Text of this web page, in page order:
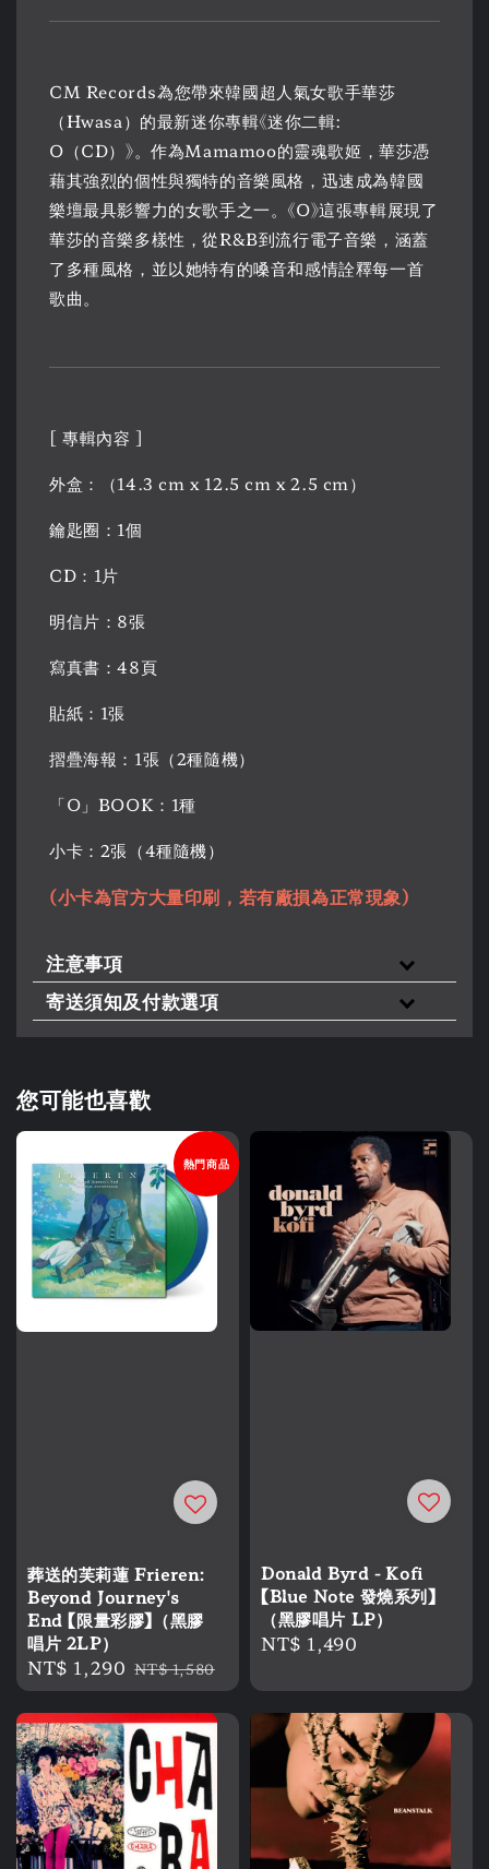
CM Records為您帶來韓國超人氣女歌手華莎
（Hwasa）的最新迷你專輯《迷你二輯:
O（CD）》。作為Mamamoo的靈魂歌姬，華莎憑
藉其強烈的個性與獨特的音樂風格，迅速成為韓國
樂壇最具影響力的女歌手之一。《O》這張專輯展現了
華莎的音樂多樣性，從R&B到流行電子音樂，涵蓋
了多種風格，並以她特有的嗓音和感情詮釋每一首
歌曲。
[ 專輯內容 ]
外盒：（14.3 cm x 12.5 cm x 2.5 cm）
鑰匙圈：1個
CD：1片
明信片：8張
寫真書：48頁
貼紙：1張
摺疊海報：1張（2種隨機）
「O」BOOK：1種
小卡：2張（4種隨機）
(小卡為官方大量印刷，若有廠損為正常現象)
注意事項
寄送須知及付款選項
您可能也喜歡
熱門商品
葬送的芙莉蓮 Frieren:
Beyond Journey's
End 【限量彩膠】（黑膠
唱片 2LP）
Sale
price
NT$ 1,290 Regular
price
NT$ 1,580
Donald Byrd - Kofi
【Blue Note 發燒系列】
（黑膠唱片 LP）
Regular
NT$ 1,490